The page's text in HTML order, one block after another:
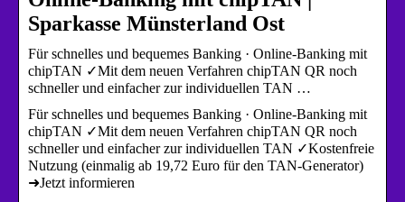
Sparkasse Münsterland Ost
Für schnelles und bequemes Banking · Online-Banking mit
chipTAN ✓Mit dem neuen Verfahren chipTAN QR noch
schneller und einfacher zur individuellen TAN …
Für schnelles und bequemes Banking · Online-Banking mit
chipTAN ✓Mit dem neuen Verfahren chipTAN QR noch
schneller und einfacher zur individuellen TAN ✓Kostenfreie
Nutzung (einmalig ab 19,72 Euro für den TAN-Generator)
➜Jetzt informieren